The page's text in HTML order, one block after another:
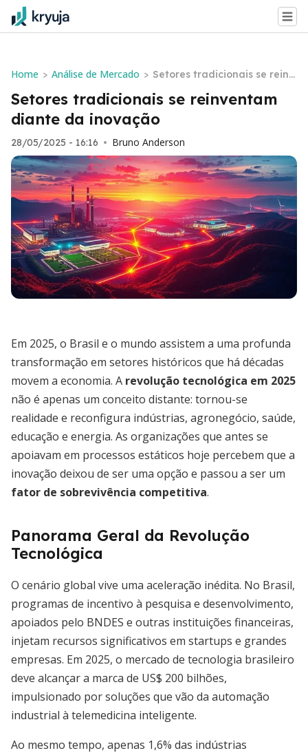
Home > Análise de Mercado > Setores tradicionais se reinv
entam diante da inovação
Setores tradicionais se reinventam
diante da inovação
28/05/2025 - 16:16 • Bruno Anderson
Em 2025, o Brasil e o mundo assistem a uma profunda
transformação em setores históricos que há décadas
movem a economia. A revolução tecnológica em 2025
não é apenas um conceito distante: tornou-se
realidade e reconfigura indústrias, agronegócio, saúde,
educação e energia. As organizações que antes se
apoiavam em processos estáticos hoje percebem que a
inovação deixou de ser uma opção e passou a ser um
fator de sobrevivência competitiva.
Panorama Geral da Revolução
Tecnológica
O cenário global vive uma aceleração inédita. No Brasil,
programas de incentivo à pesquisa e desenvolvimento,
apoiados pelo BNDES e outras instituições financeiras,
injetam recursos significativos em startups e grandes
empresas. Em 2025, o mercado de tecnologia brasileiro
deve alcançar a marca de US$ 200 bilhões,
impulsionado por soluções que vão da automação
industrial à telemedicina inteligente.
Ao mesmo tempo, apenas 1,6% das indústrias